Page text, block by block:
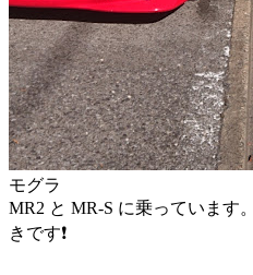
モグラ
MR2 と MR-S に乗っています
きです❗